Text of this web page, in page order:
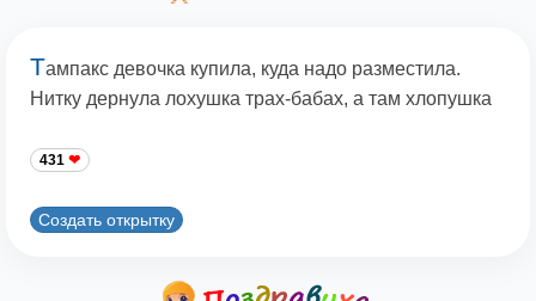
Тампакс девочка купила, куда надо разместила.
Нитку дернула лохушка трах-бабах, а там хлопушка
431
Создать открытку